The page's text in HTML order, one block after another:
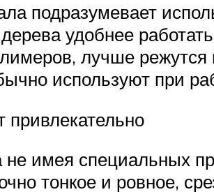
подразумевает
удобнее
лучше
используют при
имея специальных
тонкое и ровное,